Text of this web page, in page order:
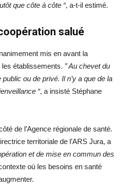
que côte à côte “, a-t-il estimé.
salué
mis en avant la
établissements. ” Au chevet du
public ou de privé. Il n’y a que de la
“, a insisté Stéphane
de l’Agence régionale de santé.
territoriale de l’ARS Jura, a
et de mise en commun des
où les besoins en santé